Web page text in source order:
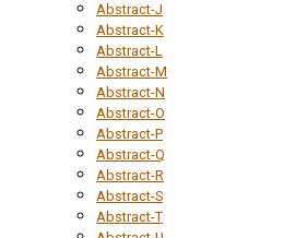
Abstract-J
Abstract-K
Abstract-L
Abstract-M
Abstract-N
Abstract-O
Abstract-P
Abstract-Q
Abstract-R
Abstract-S
Abstract-T